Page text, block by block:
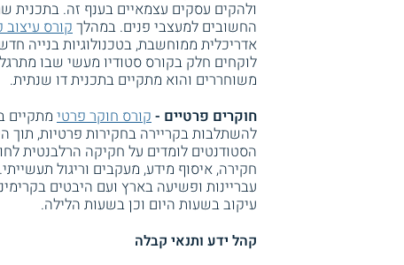
ולהקים עסקים עצמאיים בענף זה. בתכנית
החשובים למעצבי פנים. במהלךקורס עיצוב
אדריכלית ממוחשבת, בטכנולוגיות בנייה
לוקחים חלק בקורס סטודיו מעשי שבו
משוחררים והוא מתקיים בתכנית דו שנתית.
חוקרים פרטיים -קורס חוקר פרטי מתקיים
להשתלבות בקריירה בחקירות פרטיות, תוך
הסטודנטים לומדים על חקיקה הרלבנטית
חקירה, איסוף מידע, מעקבים וריגול
עבריינות ופשיעה בארץ ועם היבטים
עיקוב בשעות היום וכן בשעות הלילה.
קהל ידע ותנאי קבלה